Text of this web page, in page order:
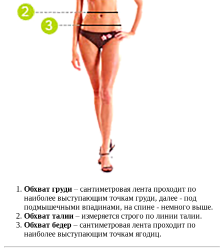
Обхват груди – сантиметровая лента проходит по
наиболее выступающим точкам груди, далее - под
подмышечными впадинами, на спине - немного выше.
Обхват талии – измеряется строго по линии талии.
Обхват бедер – сантиметровая лента проходит по
наиболее выступающим точкам ягодиц.